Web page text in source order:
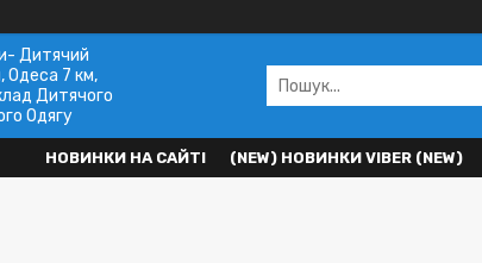
Дитячий
Одеса 7 км,
Дитячого
Одягу
НОВИНКИ НА САЙТІ (NEW) НОВИНКИ VIBER (NEW)